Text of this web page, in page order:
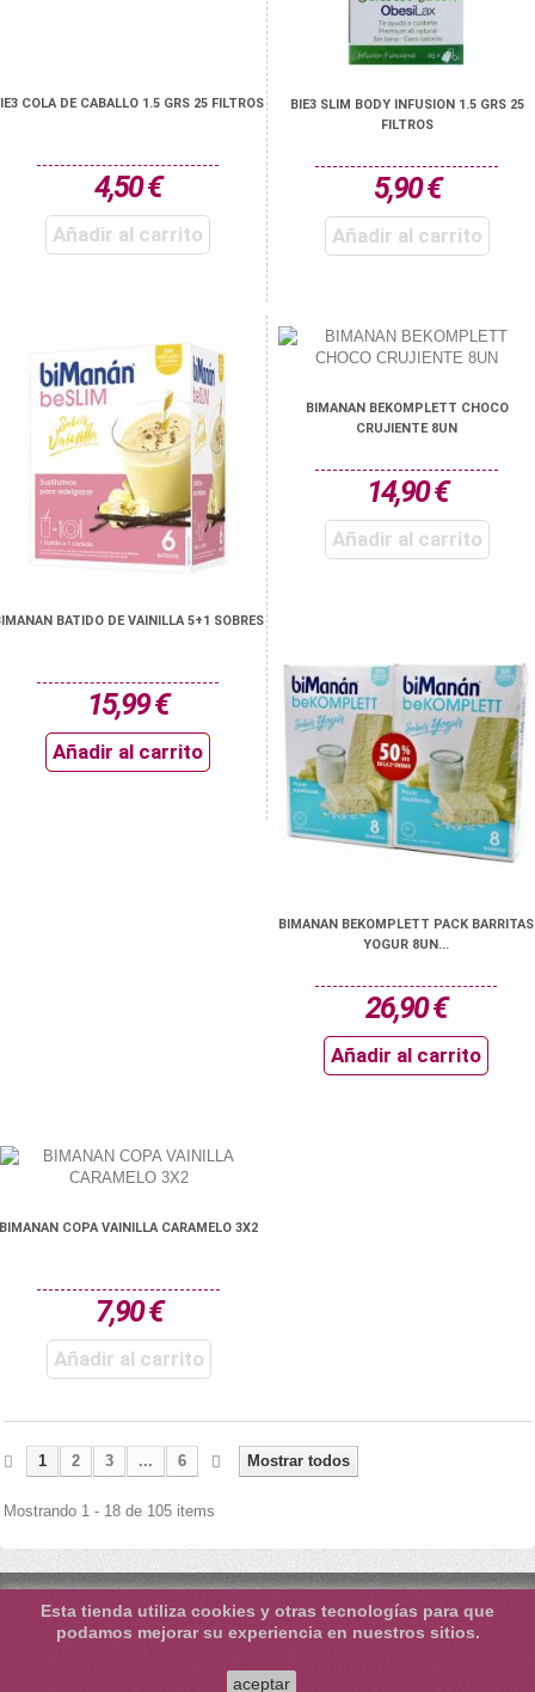
COLA DE CABALLO 1.5 GRS 25 FILTROS
4,50 €
Añadir al carrito
BIE3 SLIM BODY INFUSION 1.5 GRS 25
FILTROS
5,90 €
Añadir al carrito
BATIDO DE VAINILLA 5+1 SOBRES
15,99 €
Añadir al carrito
BIMANAN BEKOMPLETT CHOCO
CRUJIENTE 8UN
14,90 €
Añadir al carrito
BIMANAN BEKOMPLETT PACK BARRITAS
YOGUR 8UN...
26,90 €
Añadir al carrito
BIMANAN COPA VAINILLA CARAMELO 3X2
7,90 €
Añadir al carrito
Mostrar todos
1 2 3 ... 6
Mostrando 1 - 18 de 105 items
Esta tienda utiliza cookies y otras tecnologías para que
podamos mejorar su experiencia en nuestros sitios.
aceptar